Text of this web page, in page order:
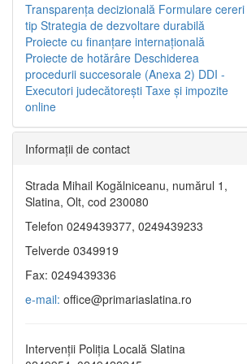
Transparenţa decizională Formulare cereri
tip Strategia de dezvoltare durabilă
Proiecte cu finanţare internaţională
Proiecte de hotărâre Deschiderea
procedurii succesorale (Anexa 2) DDI -
Executori judecătorești Taxe şi impozite
online
Informaţii de contact
Strada Mihail Kogălniceanu, numărul 1,
Slatina, Olt, cod 230080
Telefon 0249439377, 0249439233
Telverde 0349919
Fax: 0249439336
e-mail: office@primariaslatina.ro
Intervenții Poliția Locală Slatina